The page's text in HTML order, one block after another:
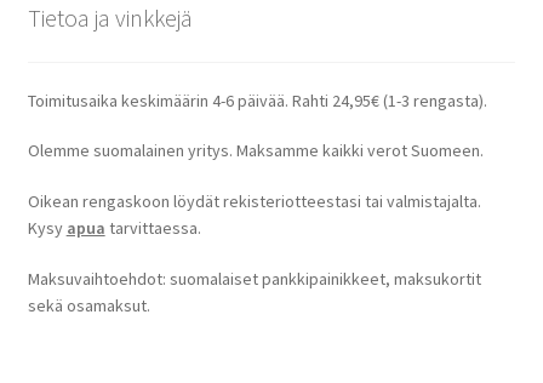
Tietoa ja vinkkejä
Toimitusaika keskimäärin 4-6 päivää. Rahti 24,95€ (1-3 rengasta).
Olemme suomalainen yritys. Maksamme kaikki verot Suomeen.
Oikean rengaskoon löydät rekisteriotteestasi tai valmistajalta.
Kysy apua tarvittaessa.
Maksuvaihtoehdot: suomalaiset pankkipainikkeet, maksukortit
sekä osamaksut.